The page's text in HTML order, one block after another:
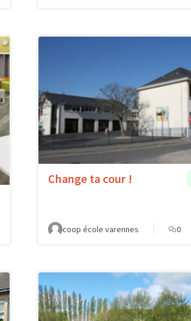
Change ta cour !
coop école varennes 0